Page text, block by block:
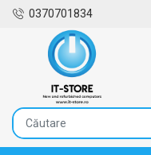
0370701834